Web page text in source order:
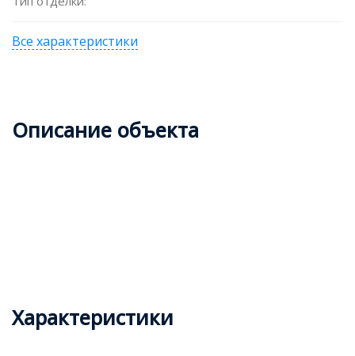
Все характеристики
Описание объекта
Характеристики